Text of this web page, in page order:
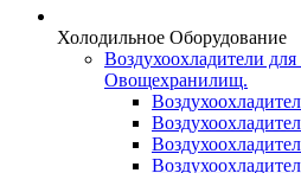
Холодильное Оборудование
Воздухоохладители
Овощехранилищ.